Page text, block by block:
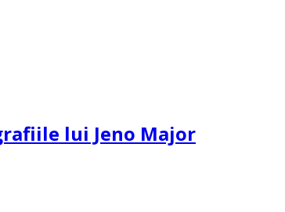
lui Jeno Major